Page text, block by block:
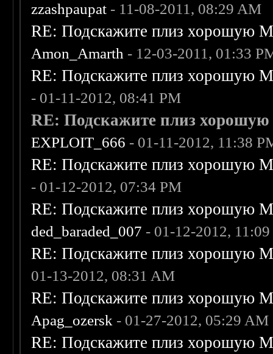
zzashpaupat - 11-08-2011, 08:29 AM
RE: Подскажите плиз хорошую
Amon_Amarth - 12-03-2011, 01:33
RE: Подскажите плиз хорошую
- 01-11-2012, 08:41 PM
RE: Подскажите плиз
EXPLOIT_666 - 01-11-2012, 11:38
RE: Подскажите плиз хорошую
- 01-12-2012, 07:34 PM
RE: Подскажите плиз хорошую
ded_baraded_007 - 01-12-2012,
RE: Подскажите плиз хорошую
01-13-2012, 08:31 AM
RE: Подскажите плиз хорошую
Apag_ozersk - 01-27-2012, 05:29 AM
RE: Подскажите плиз хорошую